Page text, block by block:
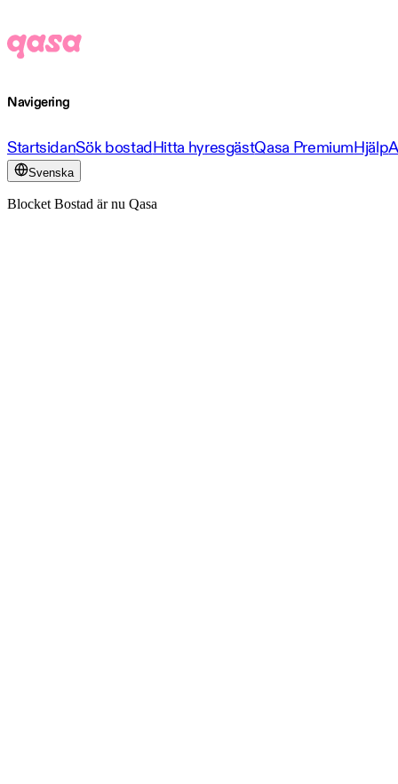
Navigering
StartsidanSök bostadHitta hyresgästQasa PremiumHjälp
Svenska
Blocket Bostad är nu Qasa